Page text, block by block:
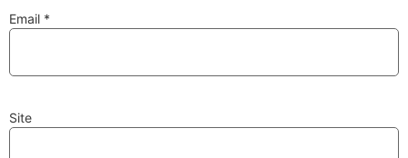
Email *
Site
Discos e Pastilhas
Amortecedores